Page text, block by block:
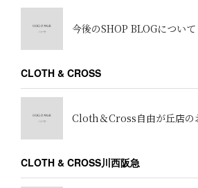
今後のSHOP BLOGについて
CLOTH & CROSS
Cloth＆Cross自由が丘店の
CLOTH & CROSS川西阪急